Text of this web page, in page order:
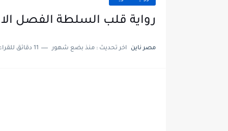
رواية قلب السلطة الفصل الاول 1 بقلم مروه
مصر ناين اخر تحديث : منذ بضع شهور 11 دقائق للقراءة